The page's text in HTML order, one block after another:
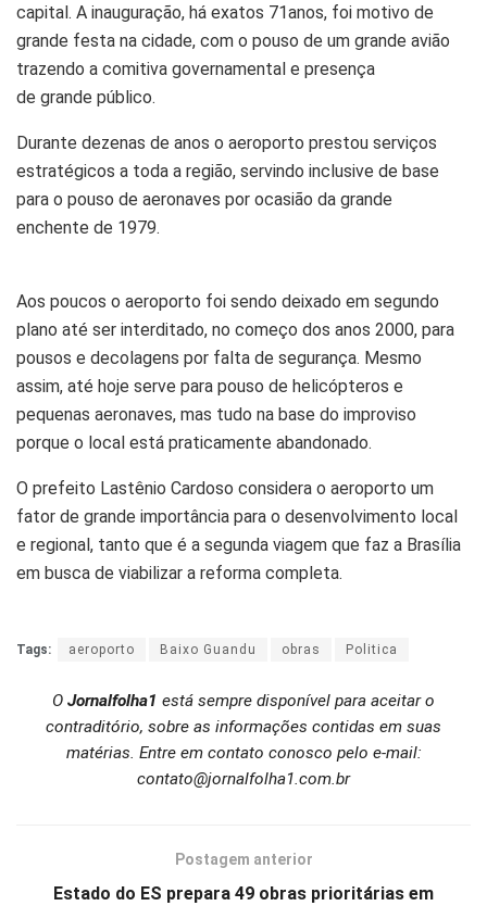
capital. A inauguração, há exatos 71anos, foi motivo de
grande festa na cidade, com o pouso de um grande avião
trazendo a comitiva governamental e presença
de grande público.
Durante dezenas de anos o aeroporto prestou serviços
estratégicos a toda a região, servindo inclusive de base
para o pouso de aeronaves por ocasião da grande
enchente de 1979.
Aos poucos o aeroporto foi sendo deixado em segundo
plano até ser interditado, no começo dos anos 2000, para
pousos e decolagens por falta de segurança. Mesmo
assim, até hoje serve para pouso de helicópteros e
pequenas aeronaves, mas tudo na base do improviso
porque o local está praticamente abandonado.
O prefeito Lastênio Cardoso considera o aeroporto um
fator de grande importância para o desenvolvimento local
e regional, tanto que é a segunda viagem que faz a Brasília
em busca de viabilizar a reforma completa.
Tags: aeroporto Baixo Guandu obras Politica
O Jornalfolha1 está sempre disponível para aceitar o
contraditório, sobre as informações contidas em suas
matérias. Entre em contato conosco pelo e-mail:
contato@jornalfolha1.com.br
Postagem anterior
Estado do ES prepara 49 obras prioritárias em